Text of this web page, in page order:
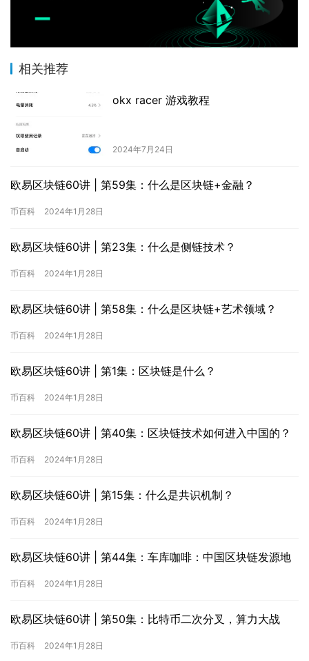
相关推荐
okx racer 游戏教程
2024年7月24日
欧易区块链60讲 | 第59集：什么是区块链+金融？
币百科 2024年1月28日
欧易区块链60讲 | 第23集：什么是侧链技术？
币百科 2024年1月28日
欧易区块链60讲 | 第58集：什么是区块链+艺术领域？
币百科 2024年1月28日
欧易区块链60讲 | 第1集：区块链是什么？
币百科 2024年1月28日
欧易区块链60讲 | 第40集：区块链技术如何进入中国的？
币百科 2024年1月28日
欧易区块链60讲 | 第15集：什么是共识机制？
币百科 2024年1月28日
欧易区块链60讲 | 第44集：车库咖啡：中国区块链发源地
币百科 2024年1月28日
欧易区块链60讲 | 第50集：比特币二次分叉，算力大战
币百科 2024年1月28日